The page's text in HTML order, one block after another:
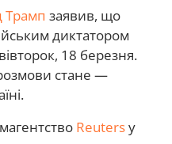
Трамп заявив, що
диктатором
18 березня.
стане —
Reutersу